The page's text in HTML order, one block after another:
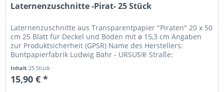
Laternenzuschnitte -Pirat- 25 Stück
Laternenzuschnitte aus Transparentpapier "Piraten" 20 x 50
cm 25 Blatt für Deckel und Böden mit ø 15,3 cm Angaben
zur Produktsicherheit (GPSR) Name des Herstellers:
Buntpapierfabrik Ludwig Bähr - URSUS® Straße:
Inhalt25 Stück
15,90 € *